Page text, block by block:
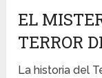
EL
TERROR
La historia del